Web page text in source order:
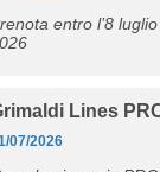
entro l’8
Lines
07/2026